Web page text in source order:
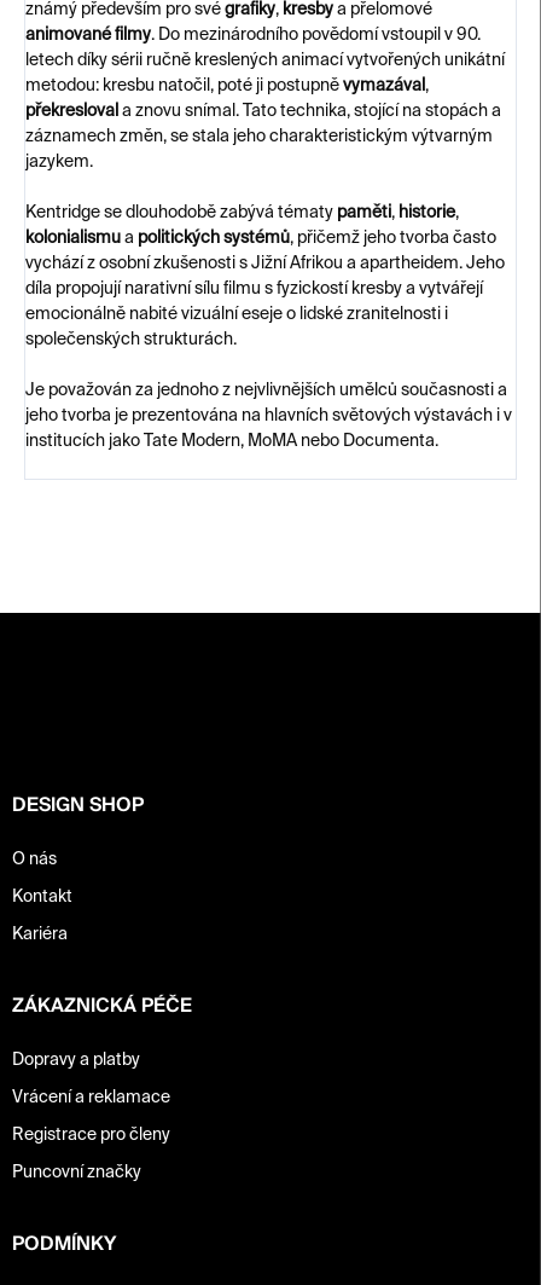
známý především pro své grafiky, kresby a přelomové
animované filmy. Do mezinárodního povědomí vstoupil v 90.
letech díky sérii ručně kreslených animací vytvořených unikátní
metodou: kresbu natočil, poté ji postupně vymazával ,
překresloval a znovu snímal. Tato technika, stojící na stopách a
záznamech změn, se stala jeho charakteristickým výtvarným
jazykem.
Kentridge se dlouhodobě zabývá tématy paměti, historie,
kolonialismu a politických systémů, přičemž jeho tvorba často
vychází z osobní zkušenosti s Jižní Afrikou a apartheidem. Jeho
díla propojují narativní sílu filmu s fyzickostí kresby a vytvářejí
emocionálně nabité vizuální eseje o lidské zranitelnosti i
společenských strukturách.
Je považován za jednoho z nejvlivnějších umělců současnosti a
jeho tvorba je prezentována na hlavních světových výstavách i v
institucích jako Tate Modern, MoMA nebo Documenta.
DESIGN SHOP
O nás
Kontakt
Kariéra
ZÁKAZNICKÁ PÉČE
Dopravy a platby
Vrácení a reklamace
Registrace pro členy
Puncovní značky
PODMÍNKY